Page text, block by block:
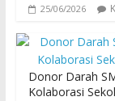
25/06/2026
Donor Darah
Kolaborasi